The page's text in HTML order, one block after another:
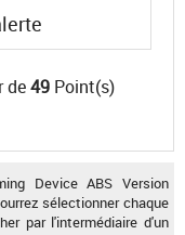
de49Point(s)
Device ABS Version
sélectionner chaque
par l'intermédiaire d'un